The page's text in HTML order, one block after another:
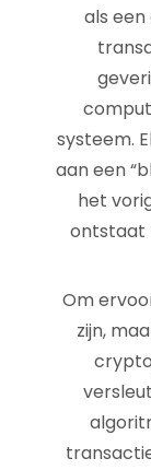
als
systeem.
aan een
het
ontstaat
Om
zijn,